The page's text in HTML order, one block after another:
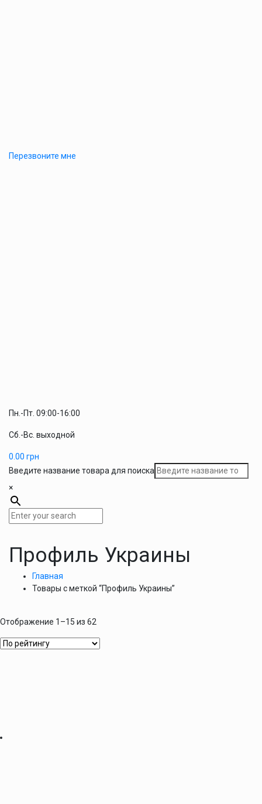
Перезвоните мне
Пн.-Пт. 09:00-16:00
Сб.-Вс. выходной
0.00 грн
Введите название товара для поиска
×
Профиль Украины
Главная
Товары с меткой “Профиль Украины”
Отображение 1–15 из 62